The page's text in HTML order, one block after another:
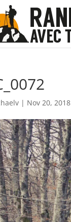
| Nov 20, 2018